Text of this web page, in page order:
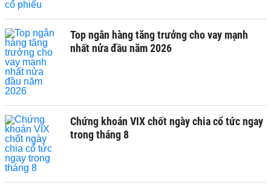
Top ngân hàng tăng trưởng cho vay mạnh
nhất nửa đầu năm 2026
Chứng khoán VIX chốt ngày chia cổ tức ngay
trong tháng 8